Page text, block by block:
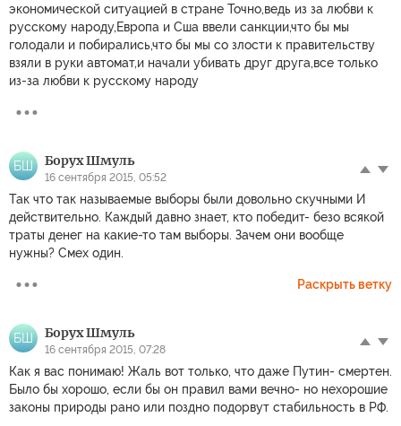
экономической ситуацией в стране Точно,ведь из за любви к
русскому народу,Европа и Сша ввели санкции,что бы мы
голодали и побирались,что бы мы со злости к правительству
взяли в руки автомат,и начали убивать друг друга,все только
из-за любви к русскому народу
БШ Борух Шмуль
16 сентября 2015, 05:52
Так что так называемые выборы были довольно скучными И
действительно. Каждый давно знает, кто победит- безо всякой
траты денег на какие-то там выборы. Зачем они вообще
нужны? Смех один.
Раскрыть ветку
БШ Борух Шмуль
16 сентября 2015, 07:28
Как я вас понимаю! Жаль вот только, что даже Путин- смертен.
Было бы хорошо, если бы он правил вами вечно- но нехорошие
законы природы рано или поздно подорвут стабильность в РФ.